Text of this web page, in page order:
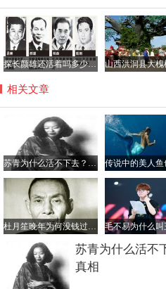
探长颜雄还活着吗多少岁了，颜雄当过吕乐的上级吗？
相关文章
苏青为什么活不下去？张爱玲苏青绝交的原因真相
杜月笙晚年为何没钱过的很惨？杜月笙最厉害的手下是谁
苏青为什么活不
真相